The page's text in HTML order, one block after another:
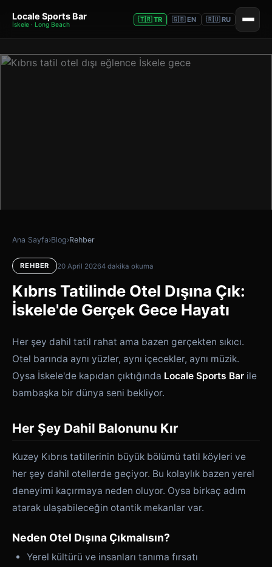
Locale Sports Bar
İskele · Long Beach
🇹🇷 TR 🇬🇧 EN 🇷🇺 RU
Ana Sayfa›Blog›Rehber
REHBER 20 April 20264 dakika okuma
Kıbrıs Tatilinde Otel Dışına Çık:
İskele'de Gerçek Gece Hayatı
Her şey dahil tatil rahat ama bazen gerçekten sıkıcı.
Otel barında aynı yüzler, aynı içecekler, aynı müzik.
Oysa İskele'de kapıdan çıktığında Locale Sports Bar ile
bambaşka bir dünya seni bekliyor.
Her Şey Dahil Balonunu Kır
Kuzey Kıbrıs tatillerinin büyük bölümü tatil köyleri ve
her şey dahil otellerde geçiyor. Bu kolaylık bazen yerel
deneyimi kaçırmaya neden oluyor. Oysa birkaç adım
atarak ulaşabileceğin otantik mekanlar var.
Neden Otel Dışına Çıkmalısın?
Yerel kültürü ve insanları tanıma fırsatı